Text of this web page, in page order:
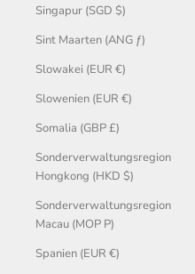
Singapur (SGD $)
Sint Maarten (ANG ƒ)
Slowakei (EUR €)
Slowenien (EUR €)
Somalia (GBP £)
Sonderverwaltungsregion
Hongkong (HKD $)
Sonderverwaltungsregion
Macau (MOP P)
Spanien (EUR €)